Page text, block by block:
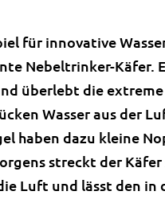
für innovative
Nebeltrinker-Käfer.
überlebt die
Wasser aus der
haben dazu kleine
streckt der
Luft und lässt den in